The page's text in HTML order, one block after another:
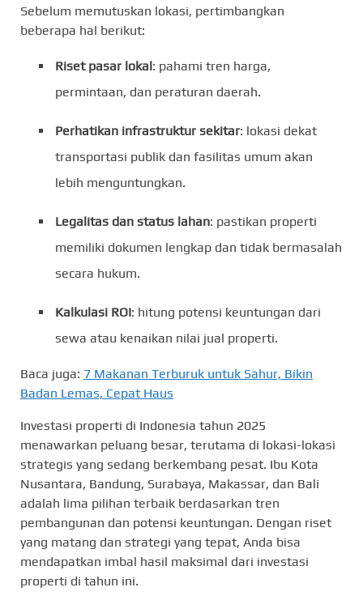
Sebelum memutuskan lokasi, pertimbangkan
beberapa hal berikut:
Riset pasar lokal: pahami tren harga,
permintaan, dan peraturan daerah.
Perhatikan infrastruktur sekitar: lokasi dekat
transportasi publik dan fasilitas umum akan
lebih menguntungkan.
Legalitas dan status lahan: pastikan properti
memiliki dokumen lengkap dan tidak bermasalah
secara hukum.
Kalkulasi ROI: hitung potensi keuntungan dari
sewa atau kenaikan nilai jual properti.
Baca juga: 7 Makanan Terburuk untuk Sahur, Bikin
Badan Lemas, Cepat Haus
Investasi properti di Indonesia tahun 2025
menawarkan peluang besar, terutama di lokasi-lokasi
strategis yang sedang berkembang pesat. Ibu Kota
Nusantara, Bandung, Surabaya, Makassar, dan Bali
adalah lima pilihan terbaik berdasarkan tren
pembangunan dan potensi keuntungan. Dengan riset
yang matang dan strategi yang tepat, Anda bisa
mendapatkan imbal hasil maksimal dari investasi
properti di tahun ini.